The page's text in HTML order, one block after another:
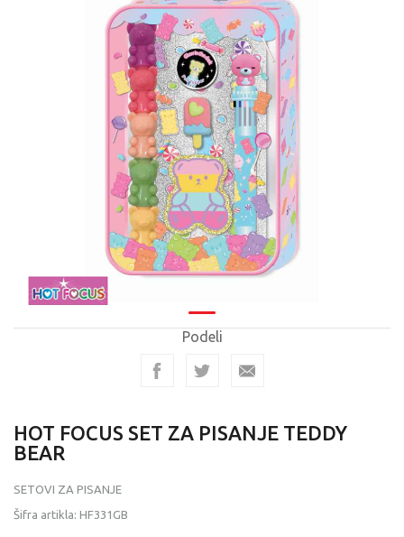
Podeli
HOT FOCUS SET ZA PISANJE TEDDY
BEAR
SETOVI ZA PISANJE
Šifra artikla: HF331GB